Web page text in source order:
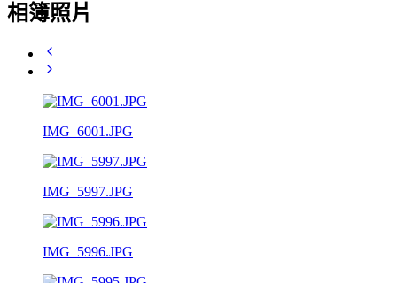
相簿照片
IMG_6001.JPG
IMG_5997.JPG
IMG_5996.JPG